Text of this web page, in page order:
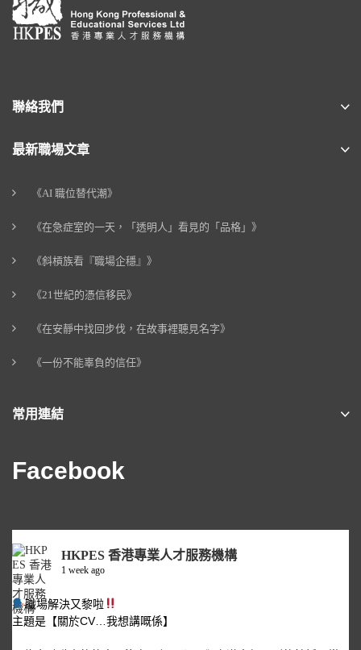
聯絡我們
最新職場文章
《AI 職位替代潮》
《在急症室的一天，「透明人」看見的「品格」》
《斜槓族看『職場企穩』》
《21世紀的憑信移民》
《在安靜中找回步伐，在故事裡聽見名字》
《一份不能辜負的信任》
常用連結
Facebook
HKPES 香港專業人才服務機構
1 week ago
職場解決又黎啦
主題是【關於CV…我想講嘅係】